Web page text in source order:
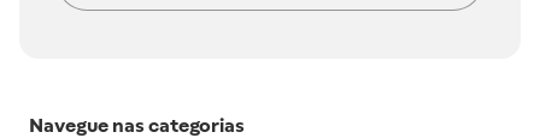
Navegue nas categorias